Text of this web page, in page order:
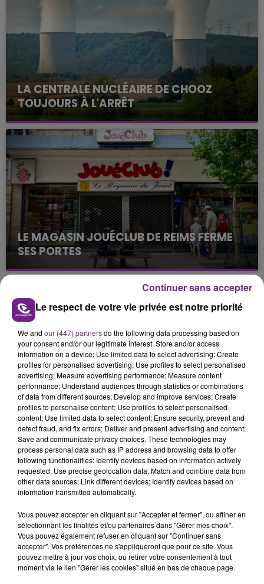
LA CENTRALE NUCLÉAIRE DE CHOOZ
TOUJOURS À L'ARRÊT
Cela fait déjà une semaine que la centrale
nucléaire ardennaise est à l'arrêt. Une situation
justifiée par la sécheresse intense qui est toujours
présente.
LE MAGASIN JOUÉCLUB DE REIMS FERME
SES PORTES
C'était l'une des institutions du centre-ville
TITRES DIFFUSÉS
19h45
19h45
KAVINSKY
Nightcall
19h42
19h42
CHRISTOPHE MAE
La Lune
19h38
19h38
Le respect de votre vie privée est notre priorité
We and our (447) partnersdo the following data processing based on
your consent and/or our legitimate interest: Store and/or access
information on a device; Use limited data to select advertising; Create
profiles for personalised advertising; Use profiles to select personalised
advertising; Measure advertising performance; Measure content
performance; Understand audiences through statistics or combinations
of data from different sources; Develop and improve services; Create
profiles to personalise content; Use profiles to select personalised
content; Use limited data to select content; Ensure security, prevent and
detect fraud, and fix errors; Deliver and present advertising and content;
Save and communicate privacy choices. These technologies may
process personal data such as IP address and browsing data to offer
following functionalities: Identify devices based on information actively
requested; Use precise geolocation data; Match and combine data from
other data sources; Link different devices; Identify devices based on
information transmitted automatically.
Vous pouvez accepter en cliquant sur "Accepter et fermer", ou affiner en
sélectionnant les finalités et/ou partenaires dans "Gérer mes choix".
Vous pouvez également refuser en cliquant sur "Continuer sans
accepter". Vos préférences ne s'appliqueront que pour ce site. Vous
pouvez mettre à jour vos choix, ou retirer votre consentement à tout
moment via le lien "Gérer les cookies" situé en bas de chaque page.
Continuer sans accepter